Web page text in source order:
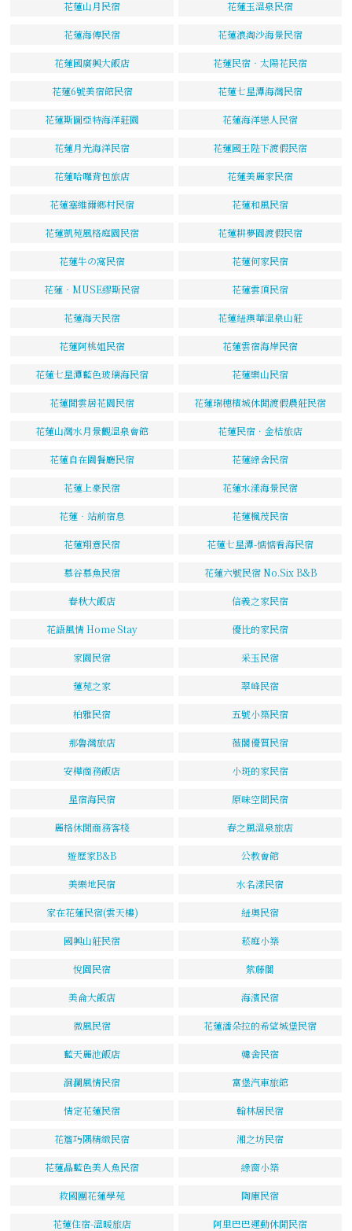
花蓮山月民宿 花蓮玉溫泉民宿
花蓮海傳民宿 花蓮浪淘沙海景民宿
花蓮國廣興大飯店 花蓮民宿‧太陽花民宿
花蓮6號美宿館民宿 花蓮七星潭海灣民宿
花蓮斯圖亞特海洋莊園 花蓮海洋戀人民宿
花蓮月光海洋民宿 花蓮國王陛下渡假民宿
花蓮哈囉背包旅店 花蓮美麗家民宿
花蓮塞維爾鄉村民宿 花蓮和風民宿
花蓮凱苑風格庭園民宿 花蓮耕夢園渡假民宿
花蓮牛の窩民宿 花蓮何家民宿
花蓮‧MUSE繆斯民宿 花蓮雲頂民宿
花蓮海天民宿 花蓮紐澳華溫泉山莊
花蓮阿桃姐民宿 花蓮雲宿海岸民宿
花蓮七星潭藍色玻璃海民宿 花蓮樂山民宿
花蓮閒雲居花園民宿 花蓮瑞穗檳城休閒渡假農莊民宿
花蓮山灣水月景觀溫泉會館 花蓮民宿．金桔旅店
花蓮自在園餐廳民宿 花蓮綠舍民宿
花蓮上豪民宿 花蓮水漾海景民宿
花蓮‧站前宿息 花蓮楓茂民宿
花蓮翔意民宿 花蓮七星潭-惦惦看海民宿
慕谷慕魚民宿 花蓮六號民宿 No.Six B&B
春秋大飯店 信義之家民宿
花語風情 Home Stay 優比的家民宿
家園民宿 采玉民宿
蓮苑之家 翠峰民宿
柏雅民宿 五號小築民宿
那魯灣旅店 薇閣優質民宿
安樺商務飯店 小斑的家民宿
星宿海民宿 原味空間民宿
麗格休閒商務客棧 春之風溫泉旅店
遊歷家B&B 公教會館
美樂地民宿 水名漾民宿
家在花蓮民宿(雲天樓) 紐奧民宿
國興山莊民宿 菘庭小築
悅園民宿 紫藤閣
美侖大飯店 海濱民宿
微風民宿 花蓮潘朵拉的希望城堡民宿
藍天麗池飯店 韓舍民宿
洄瀾風情民宿 富堡汽車旅館
情定花蓮民宿 翰林居民宿
花簷巧隅精緻民宿 湘之坊民宿
花蓮晶藍色美人魚民宿 綠窗小築
救國團花蓮學苑 陶庫民宿
花蓮住宿-溫暖旅店 阿里巴巴運動休閒民宿